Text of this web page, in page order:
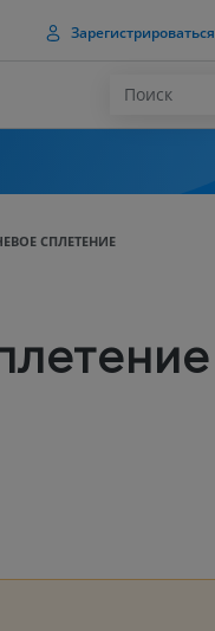
Зарегистрироваться
СПЛЕТЕНИЕ